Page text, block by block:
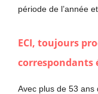
période de l’année
ECI, toujours
correspondants
Avec plus de 53 ans